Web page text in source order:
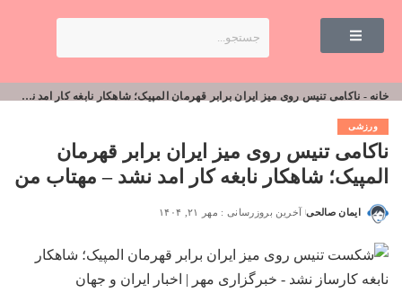
خانه - ناکامی تنیس روی میز ایران برابر قهرمان المپیک؛ شاهکار نابغه کار امد نشد – مهتاب من
ورزشی
ناکامی تنیس روی میز ایران برابر قهرمان
المپیک؛ شاهکار نابغه کار امد نشد – مهتاب من
ایمان صالحی آخرین بروزرسانی : مهر ۲۱, ۱۴۰۴